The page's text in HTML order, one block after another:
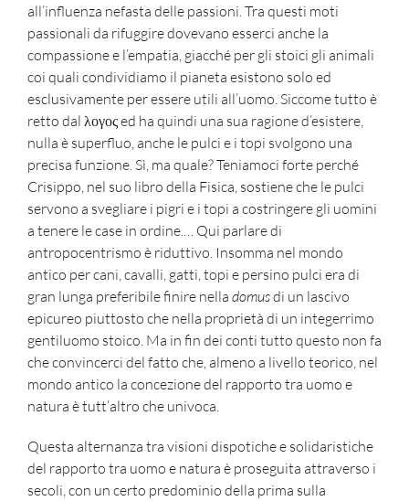
all’influenza nefasta delle passioni. Tra questi moti
passionali da rifuggire dovevano esserci anche la
compassione e l’empatia, giacché per gli stoici gli animali
coi quali condividiamo il pianeta esistono solo ed
esclusivamente per essere utili all’uomo. Siccome tutto è
retto dal λογος ed ha quindi una sua ragione d’esistere,
nulla è superfluo, anche le pulci e i topi svolgono una
precisa funzione. Sì, ma quale? Teniamoci forte perché
Crisippo, nel suo libro della Fisica, sostiene che le pulci
servono a svegliare i pigri e i topi a costringere gli uomini
a tenere le case in ordine.… Qui parlare di
antropocentrismo è riduttivo. Insomma nel mondo
antico per cani, cavalli, gatti, topi e persino pulci era di
gran lunga preferibile finire nella domusdi un lascivo
epicureo piuttosto che nella proprietà di un integerrimo
gentiluomo stoico. Ma in fin dei conti tutto questo non fa
che convincerci del fatto che, almeno a livello teorico, nel
mondo antico la concezione del rapporto tra uomo e
natura è tutt’altro che univoca.
Questa alternanza tra visioni dispotiche e solidaristiche
del rapporto tra uomo e natura è proseguita attraverso i
secoli, con un certo predominio della prima sulla